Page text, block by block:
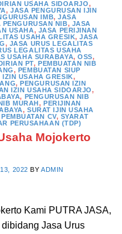
USAHA SIDOARJO,
,JASA PENGURUSAN IJIN
IMB,JASA
PENGURUSAN NIB, JASA
USAHA, JASA PERIJINAN
USAHA GRESIK,JASA
, JASA URUS LEGALITAS
LEGALITAS USAHA
USAHA SURABAYA,OSS,
PT, PEMBUATAN NIB
, PEMBUATAN SIUP
IZIN USAHA GRESIK,
, PENGURUSAN IZIN
IZIN USAHA SIDOARJO,
, PENGURUSAN NIB
MURAH , PERIJINAN
,SURAT IJIN USAHA
CV, SYARAT
PERUSAHAAN (TDP)
Mojokerto
2022 BYADMIN
Kami PUTRA JASA,
Jasa Urus